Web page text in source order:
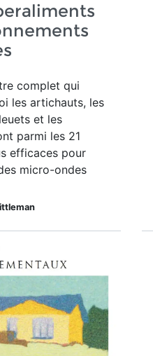
complet qui
les artichauts, les
et les
parmi les 21
efficaces pour
micro-ondes